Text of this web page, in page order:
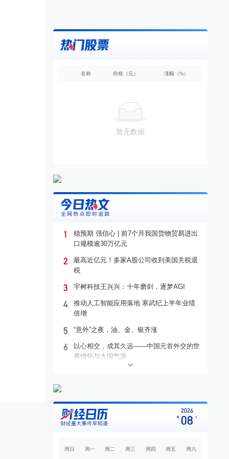
名称 价格（元） 涨幅（%）
暂无数据
1
稳预期 强信心 | 前7个月我国货物贸易进出
口规模逾30万亿元
2
最高近亿元！多家A股公司收到美国关税退
税
3 宇树科技王兴兴：十年磨剑，逐梦AGI
4
推动人工智能应用落地 寒武纪上半年业绩
倍增
5 “意外”之夜，油、金、银齐涨
6
以心相交，成其久远——中国元首外交的世
界情怀与大国气派
8
务疑云引来监管追问
9
上半年市场行情整体上行 中国稀土归母净
10 从AI硬件到AI应用 私募科技赛道布局发生
2026
08
周日 周一 周二 周三 周四 周五 周六